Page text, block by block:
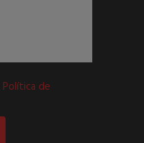
Política de